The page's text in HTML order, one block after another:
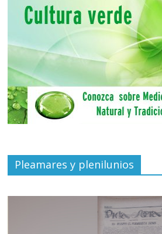
Pleamares y plenilunios